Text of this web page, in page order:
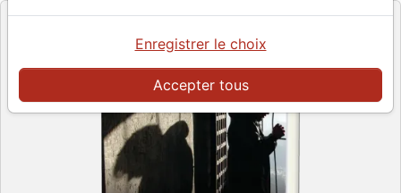
Accepter tous
Enregistrer le choix